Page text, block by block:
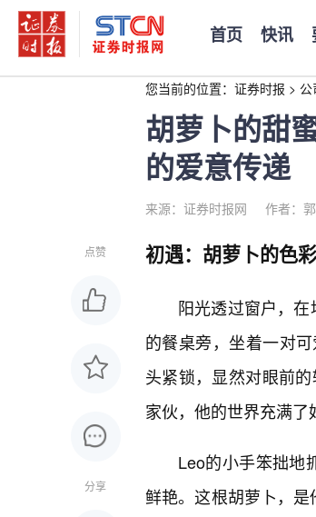
首页 快讯
您当前的位置： 证券时报 > 公
胡萝卜的甜
的爱意传递
来源：证券时报网 作者：
点赞
分享
初遇：胡萝卜的色
阳光透过窗户，
的餐桌旁，坐着一对
头紧锁，显然对眼前
家伙，他的世界充满了
Leo的小手笨拙地
鲜艳。这根胡萝卜，是